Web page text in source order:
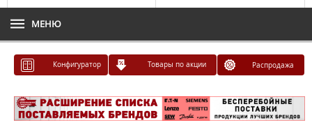
МЕНЮ
Конфигуратор Товары по акции Распродажа